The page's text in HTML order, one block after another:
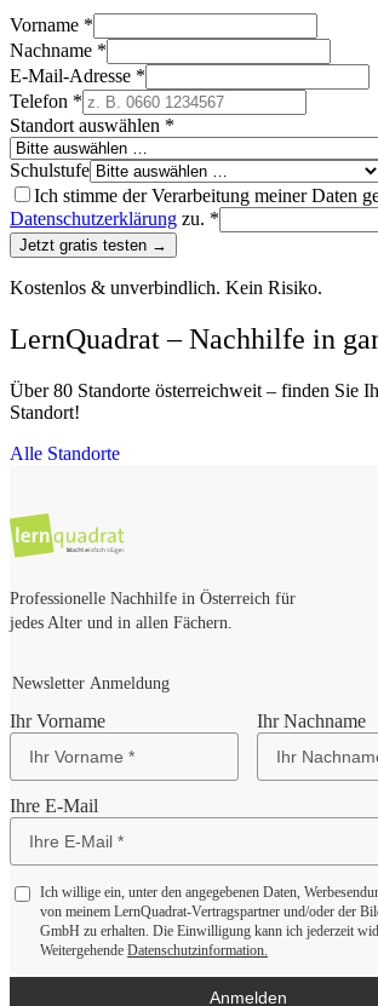
Vorname *
Nachname *
E-Mail-Adresse *
Telefon *
Standort auswählen *
Schulstufe
Ich stimme der Verarbeitung meiner Daten
Datenschutzerklärung zu. *
Jetzt gratis testen →
Kostenlos & unverbindlich. Kein Risiko.
LernQuadrat – Nachhilfe in
Über 80 Standorte österreichweit – finden Sie
Standort!
Alle Standorte
Professionelle Nachhilfe in Österreich für
jedes Alter und in allen Fächern.
Newsletter Anmeldung
Ihr Vorname Ihr Nachname
Ihre E-Mail
Ich willige ein, unter den angegebenen Daten,
von meinem LernQuadrat-Vertragspartner und/oder der
GmbH zu erhalten. Die Einwilligung kann ich jederzeit
Weitergehende Datenschutzinformation.
Anmelden